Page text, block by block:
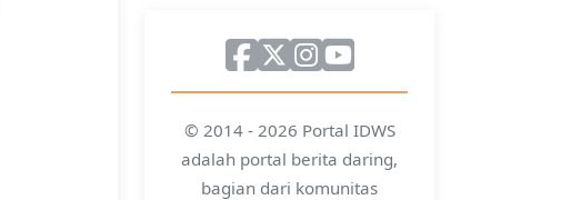
© 2014 - 2026 Portal IDWS
adalah portal berita daring,
bagian dari komunitas